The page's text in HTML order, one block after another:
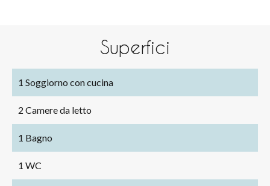
Superfici
1 Soggiorno con cucina
2 Camere da letto
1 Bagno
1 WC